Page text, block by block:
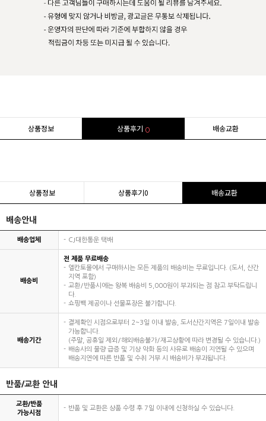
상품정보 상품후기 0 배송교환
상품정보 상품후기0 배송교환
배송안내
배송업체 CJ대한통운 택배
배송비
전 제품 무료배송
엘칸토몰에서 구매하시는 모든 제품의 배송비는 무료입니다. (도서, 산간
지역 포함)
교환/반품시에는 왕복 배송비 5,000원이 부과되는 점 참고 부탁드립니
다.
쇼핑백 제공이나 선물포장은 불가합니다.
배송기간
결제확인 시점으로부터 2~3일 이내 발송, 도서산간지역은 7일이내 발송
가능합니다.
(주말, 공휴일 제외/해외배송불가/재고상황에 따라 변경될 수 있습니다.)
배송사의 물량 급증 및 기상 악화 등의 사유로 배송이 지연될 수 있으며
배송지연에 따른 반품 및 수취 거부 시 배송비가 부과됩니다.
반품/교환 안내
교환/반품
가능시점
반품 및 교환은 상품 수령 후 7일 이내에 신청하실 수 있습니다.